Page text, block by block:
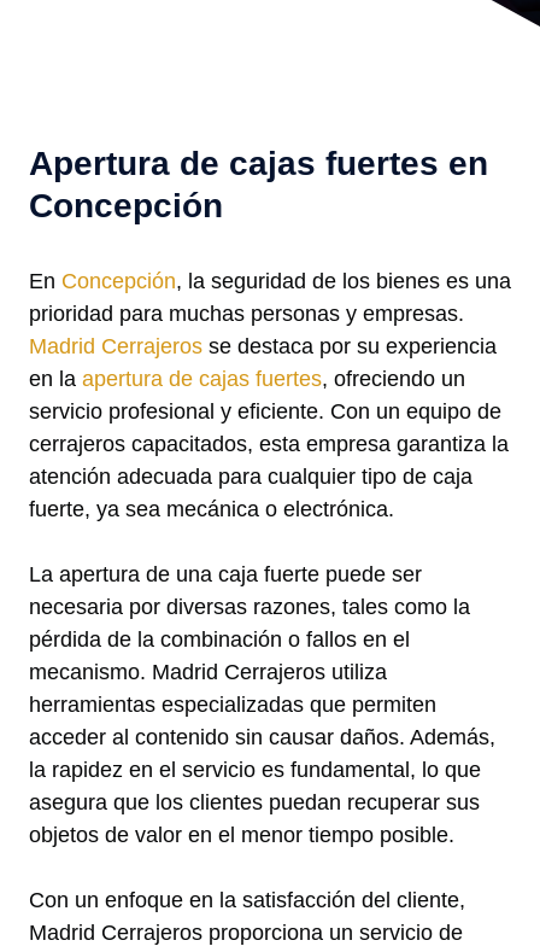
Apertura de cajas fuertes en
Concepción
En Concepción, la seguridad de los bienes es una
prioridad para muchas personas y empresas.
Madrid Cerrajeros se destaca por su experiencia
en la apertura de cajas fuertes, ofreciendo un
servicio profesional y eficiente. Con un equipo de
cerrajeros capacitados, esta empresa garantiza la
atención adecuada para cualquier tipo de caja
fuerte, ya sea mecánica o electrónica.
La apertura de una caja fuerte puede ser
necesaria por diversas razones, tales como la
pérdida de la combinación o fallos en el
mecanismo. Madrid Cerrajeros utiliza
herramientas especializadas que permiten
acceder al contenido sin causar daños. Además,
la rapidez en el servicio es fundamental, lo que
asegura que los clientes puedan recuperar sus
objetos de valor en el menor tiempo posible.
Con un enfoque en la satisfacción del cliente,
Madrid Cerrajeros proporciona un servicio de